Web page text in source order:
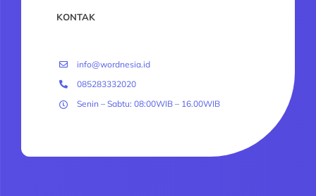
KONTAK
info@wordnesia.id
085283332020
Senin – Sabtu: 08:00WIB – 16.00WIB